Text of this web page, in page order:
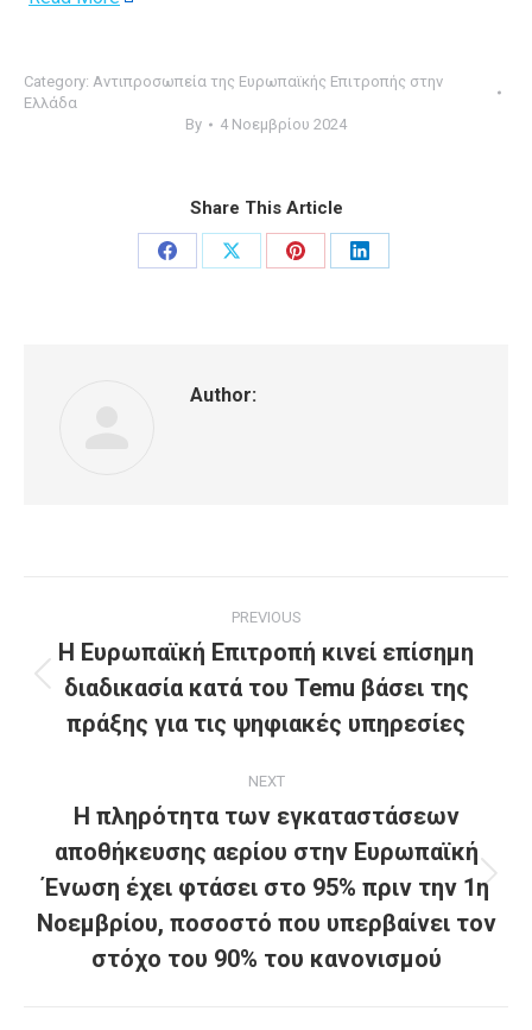
Category: Αντιπροσωπεία της Ευρωπαϊκής Επιτροπής στην
Ελλάδα
By
4 Νοεμβρίου 2024
Share This Article
Share
Share
Share
Share
Author:
navigation
PREVIOUS
Previous
post:
Η Ευρωπαϊκή Επιτροπή κινεί επίσημη
διαδικασία κατά του Temu βάσει της
πράξης για τις ψηφιακές υπηρεσίες
NEXT
Next
post:
Η πληρότητα των εγκαταστάσεων
αποθήκευσης αερίου στην Ευρωπαϊκή
Ένωση έχει φτάσει στο 95% πριν την 1η
Νοεμβρίου, ποσοστό που υπερβαίνει τον
στόχο του 90% του κανονισμού